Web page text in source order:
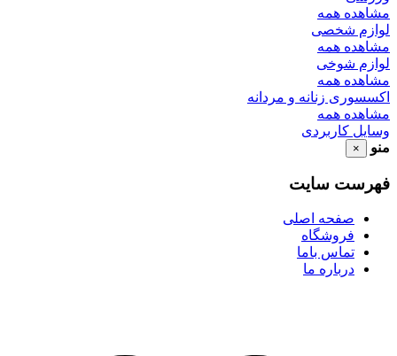
مشاهده همه
لوازم شخصی
مشاهده همه
لوازم شوخی
مشاهده همه
اکسسوری زنانه و مردانه
مشاهده همه
وسایل کاربردی
منو
×
فهرست سایت
صفحه اصلی
فروشگاه
تماس باما
درباره ما